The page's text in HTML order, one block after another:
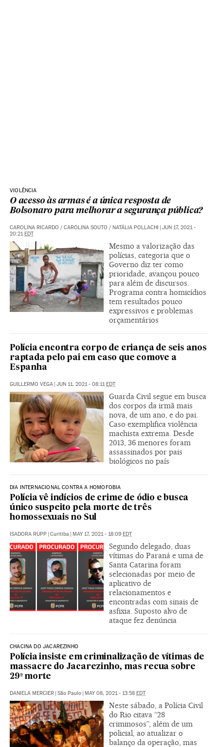
VIOLÊNCIA
O acesso às armas é a única resposta de
Bolsonaro para melhorar a segurança pública?
CAROLINA RICARDO / CAROLINA SOUTO / NATÁLIA POLLACHI | JUN 17, 2021 -
20:21EDT
Mesmo a valorização das
polícias, categoria que o
Governo diz ter como
prioridade, avançou pouco
para além de discursos.
Programa contra homicídios
tem resultados pouco
expressivos e problemas
orçamentários
Polícia encontra corpo de criança de seis anos
raptada pelo pai em caso que comove a
Espanha
GUILLERMO VEGA | JUN 11, 2021 - 08:11EDT
Guarda Civil segue em busca
dos corpos da irmã mais
nova, de um ano, e do pai.
Caso exemplifica violência
machista extrema. Desde
2013, 36 menores foram
assassinados por pais
biológicos no país
DIA INTERNACIONAL CONTRA A HOMOFOBIA
Polícia vê indícios de crime de ódio e busca
único suspeito pela morte de três
homossexuais no Sul
ISADORA RUPP | Curitiba | MAY 17, 2021 - 18:09 EDT
Segundo delegado, duas
vítimas do Paraná e uma de
Santa Catarina foram
selecionadas por meio de
aplicativo de
relacionamentos e
encontradas com sinais de
asfixia. Suposto alvo de
ataque fez denúncia
CHACINA DO JACAREZINHO
Polícia insiste em criminalização de vítimas de
massacre do Jacarezinho, mas recua sobre
29ª morte
DANIELA MERCIER | São Paulo | MAY 08, 2021 - 13:58 EDT
Neste sábado, a Polícia Civil
do Rio citava “28
criminosos”, além de um
policial, ao atualizar o
balanço da operação, mas